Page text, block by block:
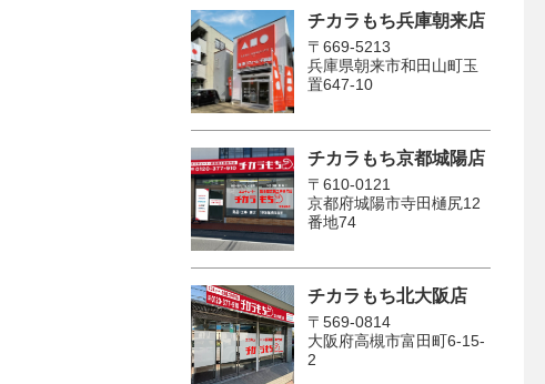
チカラもち兵庫朝来店
〒669-5213
兵庫県朝来市和田山町玉
置647-10
チカラもち京都城陽店
〒610-0121
京都府城陽市寺田樋尻12
番地74
チカラもち北大阪店
〒569-0814
大阪府高槻市富田町6-15-
2